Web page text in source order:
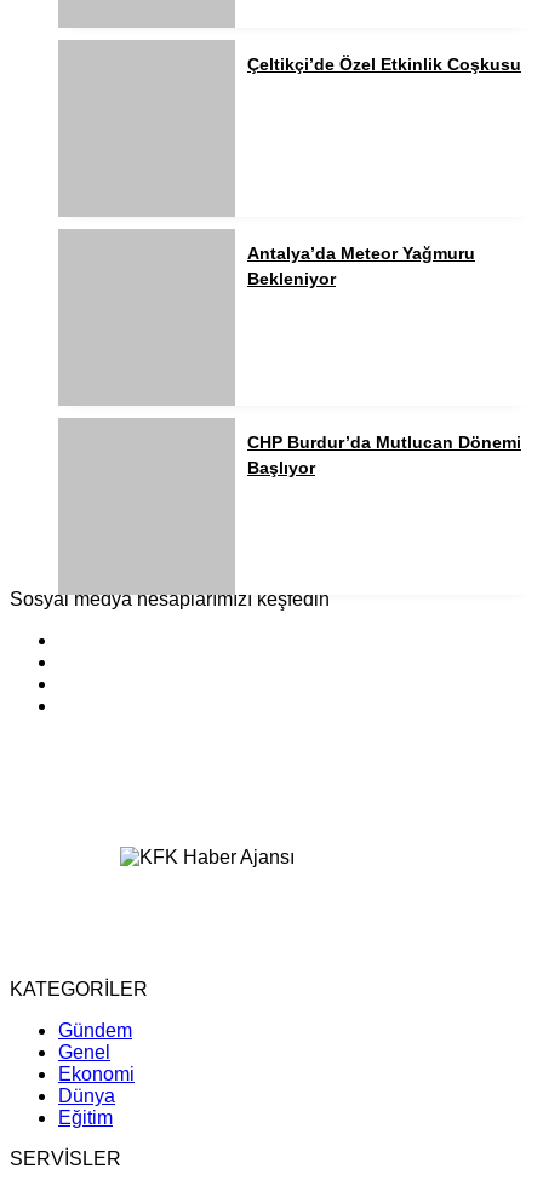
Çeltikçi’de Özel Etkinlik Coşkusu
Antalya’da Meteor Yağmuru
Bekleniyor
CHP Burdur’da Mutlucan Dönemi
Başlıyor
Sosyal medya hesaplarımızı keşfedin
KATEGORİLER
Gündem
Genel
Ekonomi
Dünya
Eğitim
SERVİSLER